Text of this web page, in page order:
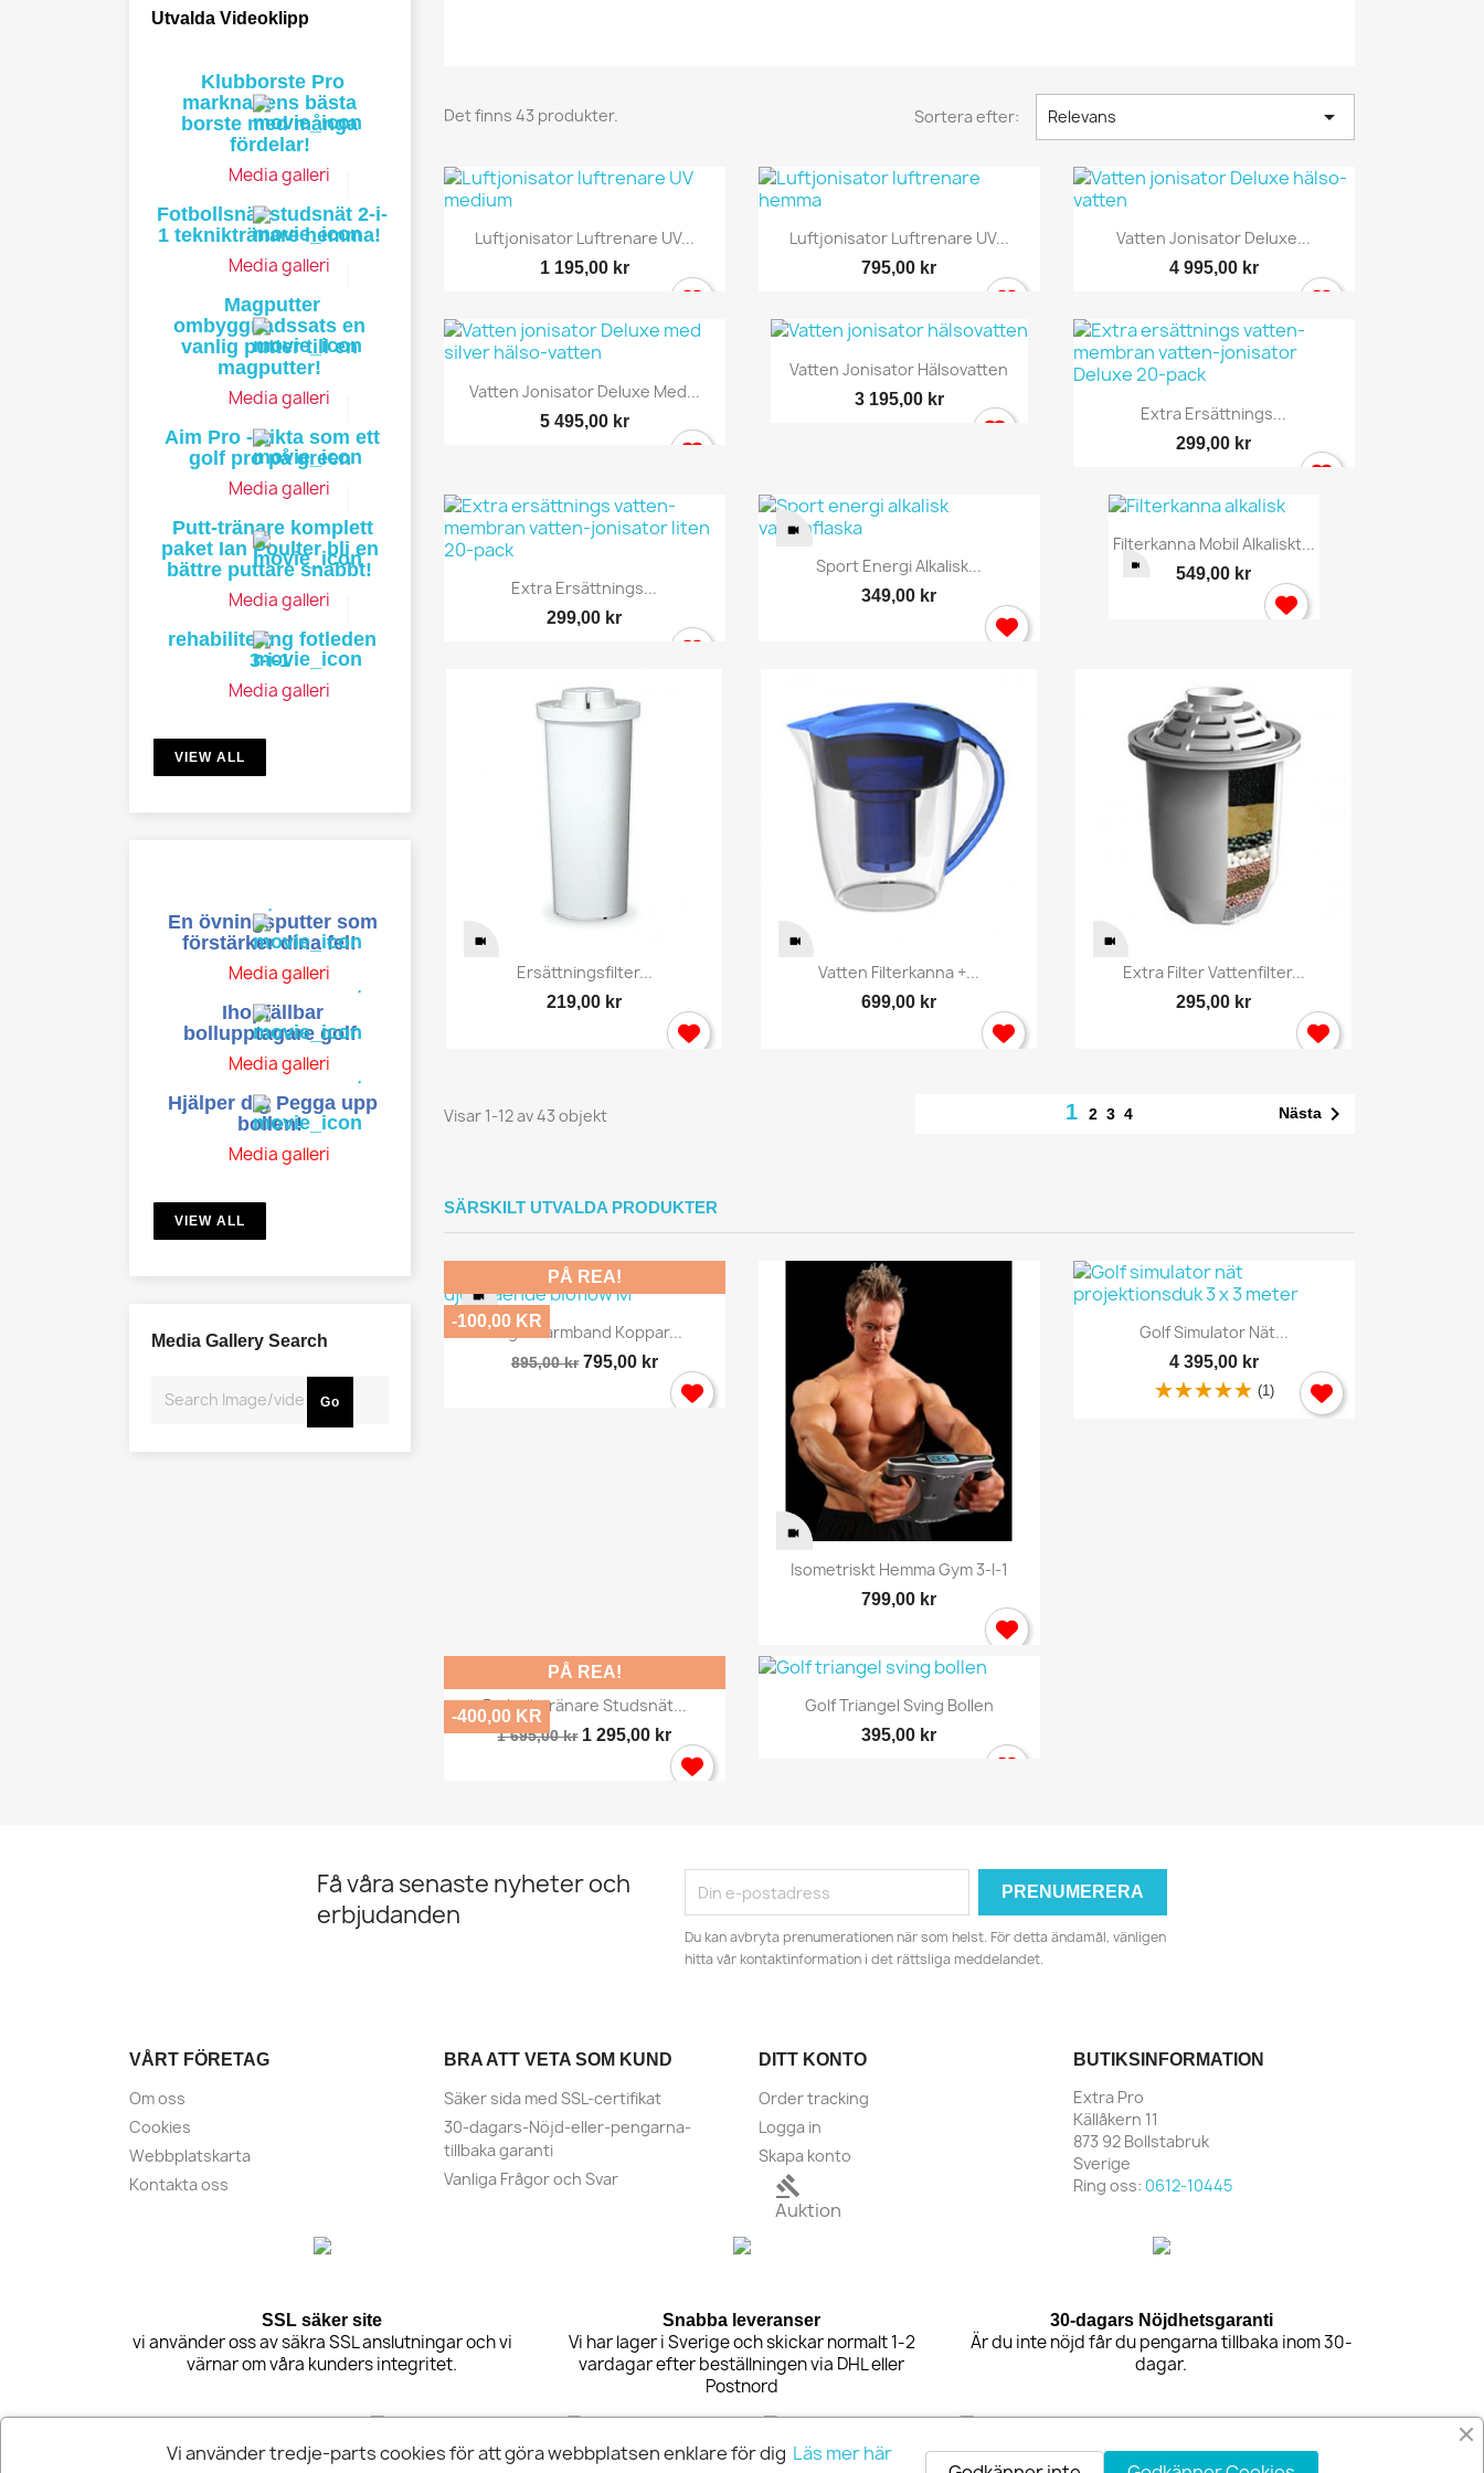
Utvalda Videoklipp
Klubborste Pro
marknadens bästa
borste med många
fördelar!
Media galleri
Fotbollsnät studsnät 2-i-
1 tekniktränare hemma!
Media galleri
Magputter
ombyggnadssats en
vanlig putter till en
magputter!
Media galleri
Aim Pro - sikta som ett
golf pro på green
Media galleri
Putt-tränare komplett
paket Ian Poulter bli en
bättre puttare snabbt!
Media galleri
rehabilitering fotleden
3-i-1
Media galleri
VIEW ALL
En övningsputter som
förstärker dina fel!
Media galleri
Ihopfällbar
bollupptagare golf
Media galleri
Hjälper dig Pegga upp
bollen!
Media galleri
VIEW ALL
Media Gallery Search
Go
Det finns 43 produkter. Sortera efter: Relevans 
Snabbvy
Luftjonisator Luftrenare UV...
1 195,00 kr
Snabbvy
Luftjonisator Luftrenare UV...
795,00 kr
Snabbvy
Vatten Jonisator Deluxe...
4 995,00 kr
Snabbvy
Vatten Jonisator Deluxe Med...
5 495,00 kr
Snabbvy
Vatten Jonisator Hälsovatten
3 195,00 kr Snabbvy
Extra Ersättnings...
299,00 kr
Snabbvy
Extra Ersättnings...
299,00 kr
Snabbvy
Sport Energi Alkalisk...
349,00 kr
Snabbvy
Filterkanna Mobil Alkaliskt...
549,00 kr
Snabbvy
Ersättningsfilter...
219,00 kr
Snabbvy
Vatten Filterkanna +...
699,00 kr
Snabbvy
Extra Filter Vattenfilter...
295,00 kr
Visar 1-12 av 43 objekt 1234 Nästa
SÄRSKILT UTVALDA PRODUKTER
Snabbvy
Magnetarmband Koppar...
895,00 kr 795,00 kr
PÅ REA!
-100,00 KR
Snabbvy
Isometriskt Hemma Gym 3-I-1
799,00 kr
Snabbvy
Golf Simulator Nät...
4 395,00 kr
(1)
Snabbvy
Fotbollstränare Studsnät...
1 695,00 kr 1 295,00 kr
PÅ REA!
-400,00 KR
Snabbvy
Golf Triangel Sving Bollen
395,00 kr
Få våra senaste nyheter och
erbjudanden
Du kan avbryta prenumerationen när som helst. För detta ändamål, vänligen
hitta vår kontaktinformation i det rättsliga meddelandet.
VÅRT FÖRETAG
Om oss
Cookies
Webbplatskarta
Kontakta oss
BRA ATT VETA SOM KUND
Säker sida med SSL-certifikat
30-dagars-Nöjd-eller-pengarna-
tillbaka garanti
Vanliga Frågor och Svar
DITT KONTO
Order tracking
Logga in
Skapa konto
gavel
Auktion
BUTIKSINFORMATION
Extra Pro
Källåkern 11
873 92 Bollstabruk
Sverige
Ring oss: 0612-10445
SSL säker site
vi använder oss av säkra SSL anslutningar och vi
värnar om våra kunders integritet.
Snabba leveranser
Vi har lager i Sverige och skickar normalt 1-2
vardagar efter beställningen via DHL eller
Postnord
30-dagars Nöjdhetsgaranti
Är du inte nöjd får du pengarna tillbaka inom 30-
dagar.
Vi använder tredje-parts cookies för att göra webbplatsen enklare för dig Läs mer här
Logga in
Du behöver vara inlogga för att spara produkter i din Önskelista.